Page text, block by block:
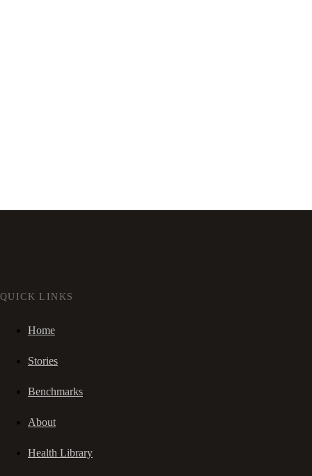
QUICK LINKS
Home
Stories
Benchmarks
About
Health Library